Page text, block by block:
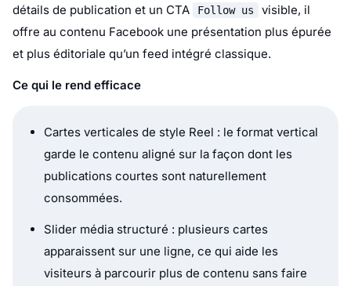
détails de publication et un CTA
Follow us
visible, il
offre au contenu Facebook une présentation plus épurée
et plus éditoriale qu’un feed intégré classique.
Ce qui le rend efficace
Cartes verticales de style Reel : le format vertical
garde le contenu aligné sur la façon dont les
publications courtes sont naturellement
consommées.
Slider média structuré : plusieurs cartes
apparaissent sur une ligne, ce qui aide les
visiteurs à parcourir plus de contenu sans faire